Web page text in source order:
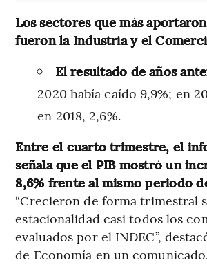
Los sectores que más
fueron la Industria y el
El resultado de años
2020 había caído 9,9%; en
en 2018, 2,6%.
Entre el cuarto trimestre, el
señala que el PIB mostró un
8,6% frente al mismo periodo
“Crecieron de forma trimestral
estacionalidad casi todos los
evaluados por el INDEC”,
de Economía en un